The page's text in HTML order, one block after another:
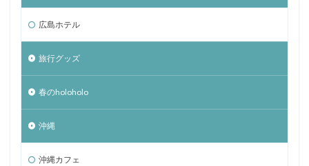
広島ホテル
旅行グッズ
春のholoholo
沖縄
沖縄カフェ